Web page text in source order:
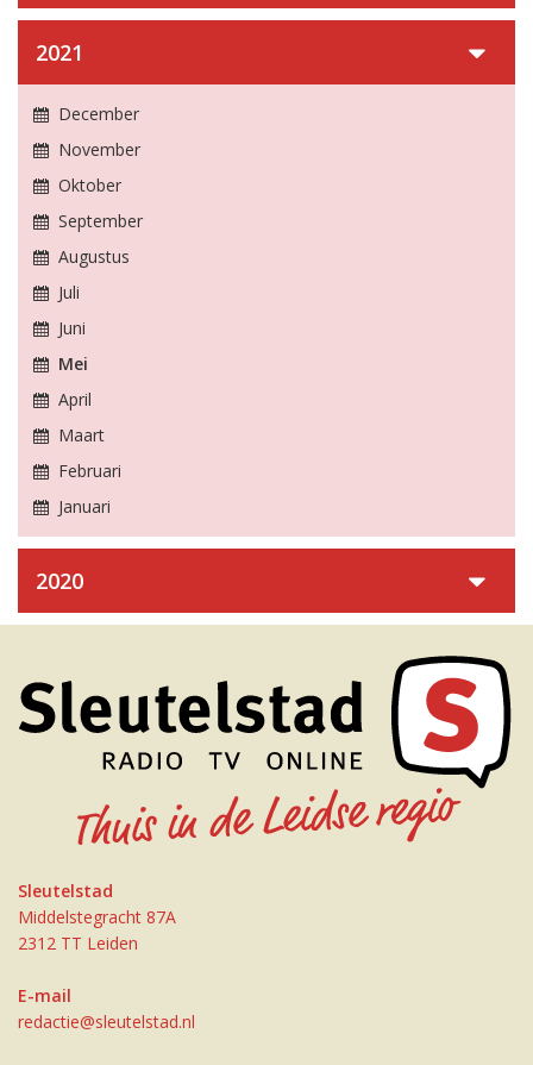
2021
December
November
Oktober
September
Augustus
Juli
Juni
Mei
April
Maart
Februari
Januari
2020
Sleutelstad
Middelstegracht 87A
2312 TT Leiden
E-mail
redactie@sleutelstad.nl